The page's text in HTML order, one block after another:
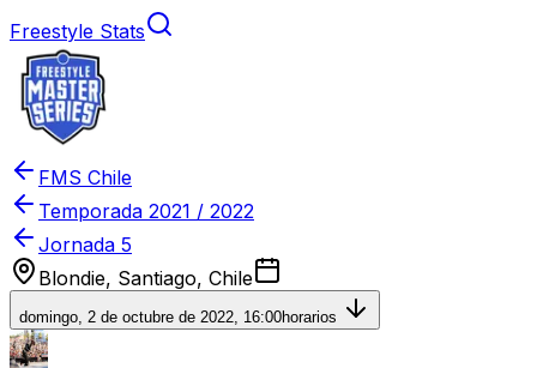
Freestyle Stats
FMS Chile
Temporada 2021 / 2022
Jornada 5
Blondie, Santiago, Chile
domingo, 2 de octubre de 2022, 16:00horarios